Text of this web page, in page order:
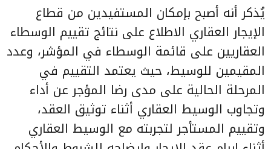
يُذكر أنه أصبح بإمكان المستفيدين من قطاع
الإيجار العقاري الاطلاع على نتائج تقييم الوسطاء
العقاريين على قائمة الوسطاء في المؤشر، وعدد
المقيمين للوسيط، حيث يعتمد التقييم في
المرحلة الحالية على مدى رضا المؤجر عن أداء
وتجاوب الوسيط العقاري أثناء توثيق العقد،
وتقييم المستأجر لتجربته مع الوسيط العقاري